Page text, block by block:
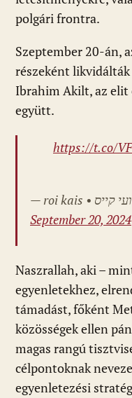
polgári frontra.
Szeptember 20-án,
részeként likvidálták
Ibrahim Akilt, az elit
együtt.
https://t.co/
September 20, 2024
Naszrallah, aki –
egyenletekhez,
támadást, főként
közösségek ellen
magas rangú
célpontoknak
egyenletezési